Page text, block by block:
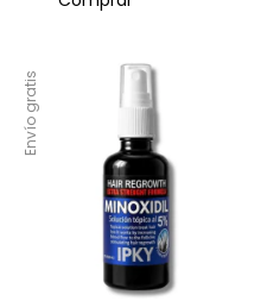
Envío gratis